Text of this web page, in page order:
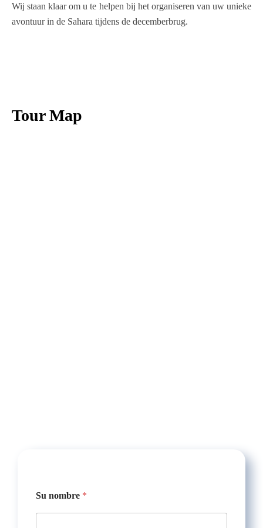
Wij staan klaar om u te helpen bij het organiseren van uw unieke
avontuur in de Sahara tijdens de decemberbrug.
Tour Map
Su nombre *